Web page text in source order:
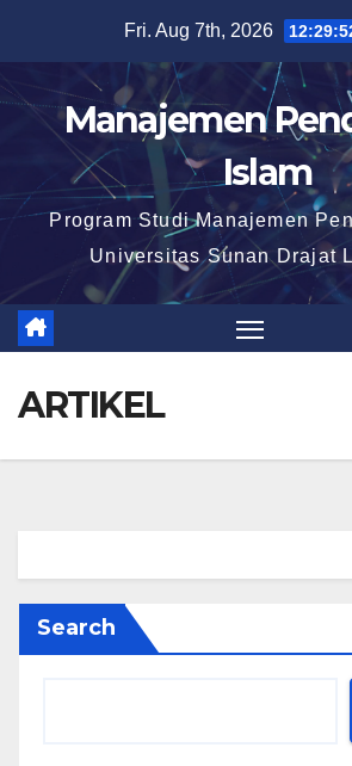
content
Fri. Aug 7th, 2026
Manajemen
Islam
Program Studi Manajemen
Universitas Sunan Drajat
ARTIKEL
Search